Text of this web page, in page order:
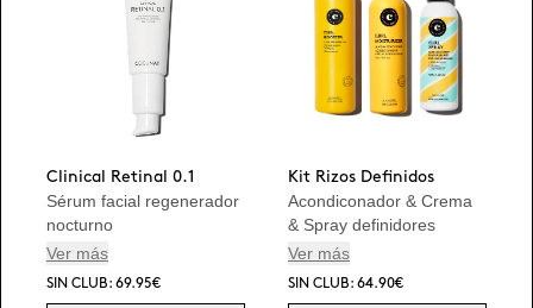
Clinical Retinal 0.1
Sérum facial regenerador
nocturno
Ver más
SIN CLUB: 69.95€
Kit Rizos Definidos
Acondiconador & Crema
& Spray definidores
Ver más
SIN CLUB: 64.90€